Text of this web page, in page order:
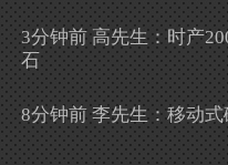
3分钟前 高先生：时产
石
8分钟前 李先生：移动